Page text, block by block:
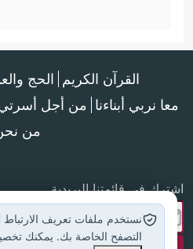
القرآن الكريم الحج
معا نربي أبناءنا من أجل
من
اشترك في قائمتنا البريدية
نستخدم ملفات تعريف
التصفح الخاصة بك. يمكنك